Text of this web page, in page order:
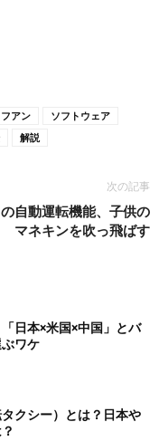
アン
ソフトウェア
解説
次の記事
自動運転機能、子供の
マネキンを吹っ飛ばす
日本×米国×中国」とバ
ワケ
クシー）とは？日本や